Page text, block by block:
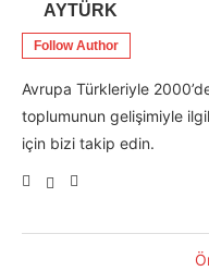
AYTÜRK
Follow Author
Avrupa Türkleriyle
toplumunun gelişimiyle
için bizi takip edin.